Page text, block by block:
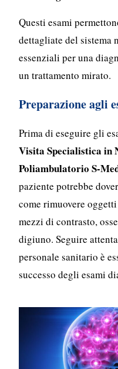
Questi esami
dettagliate del sistema
essenziali per una
un trattamento mirato.
Preparazione agli
Prima di eseguire gli
Visita Specialistica in
Poliambulatorio S-
paziente potrebbe
come rimuovere
mezzi di contrasto,
digiuno. Seguire
personale sanitario è
successo degli esami